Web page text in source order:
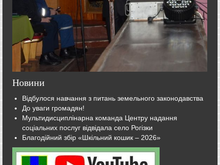
Новини
Відбулося навчання з питань земельного законодавства
До уваги громадян!
Мультидисциплінарна команда Центру надання
соціальних послуг відвідала село Рогізки
Благодійний збір «Шкільний кошик – 2026»